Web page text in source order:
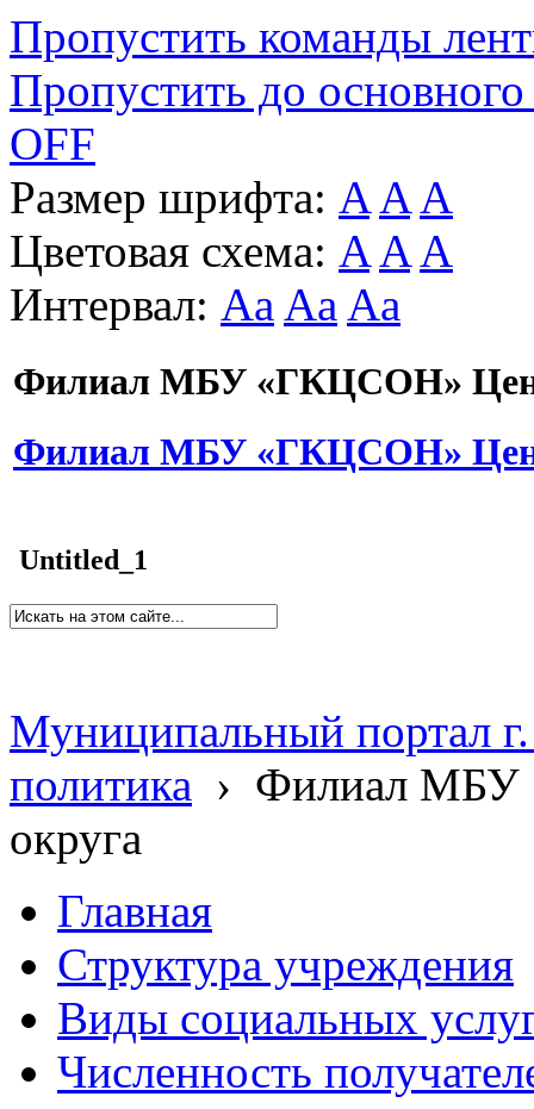
Пропустить команды
Пропустить до основного
OFF
Размер шрифта: A A A
Цветовая схема: A A A
Интервал: Aa Aa Aa
Филиал МБУ «ГКЦСОН»
Филиал МБУ «ГКЦСОН»
Untitled_1
Муниципальный портал
политика › Филиал МБУ
округа
Главная
Структура учреждения
Виды социальных
Численность